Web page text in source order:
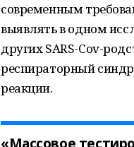
современным
выявлять в одном
других SARS-Cov-
респираторный
реакции.